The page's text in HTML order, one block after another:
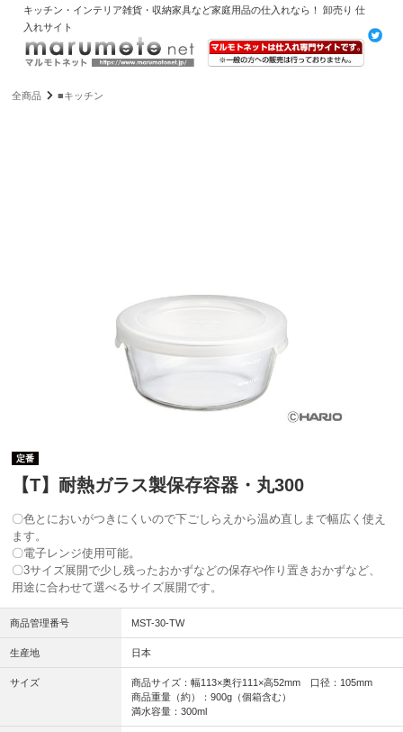
キッチン・インテリア雑貨・収納家具など家庭用品の仕入れなら！ 卸売り 仕
入れサイト
全商品 ■キッチン
定番
【T】耐熱ガラス製保存容器・丸300
〇色とにおいがつきにくいので下ごしらえから温め直しまで幅広く使え
ます。
〇電子レンジ使用可能。
〇3サイズ展開で少し残ったおかずなどの保存や作り置きおかずなど、
用途に合わせて選べるサイズ展開です。
商品管理番号 MST-30-TW
生産地 日本
サイズ
商品サイズ：幅113×奥行111×高52mm 口径：105mm
商品重量（約）：900g（個箱含む）
満水容量：300ml